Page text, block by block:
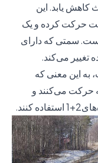
کاهش یابد. این
حرکت کرده و یک
سمتی که دارای
می‌کند.
آزادراه نیست، به این معنی که
حرکت می‌کنند و